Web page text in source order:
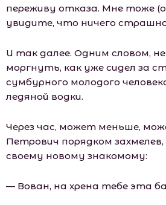
переживу отказа. Мне тоже
увидите, что ничего
И так далее. Одним словом,
моргнуть, как уже сидел за
сумбурного молодого
ледяной водки.
Через час, может меньше,
Петрович порядком
своему новому знакомому:
— Вован, на хрена тебе эта